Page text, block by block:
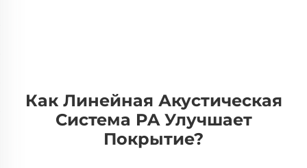
Как Линейная Акустическая
Система PA Улучшает
Покрытие?